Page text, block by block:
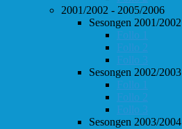
2001/2002 - 2005/2006
Sesongen 2001/2002
Follo 1
Follo 2
Follo 3
Sesongen 2002/2003
Follo 1
Follo 2
Follo 3
Sesongen 2003/2004